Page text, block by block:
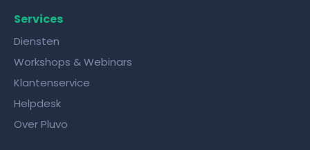
Services
Diensten
Workshops & Webinars
Klantenservice
Helpdesk
Over Pluvo